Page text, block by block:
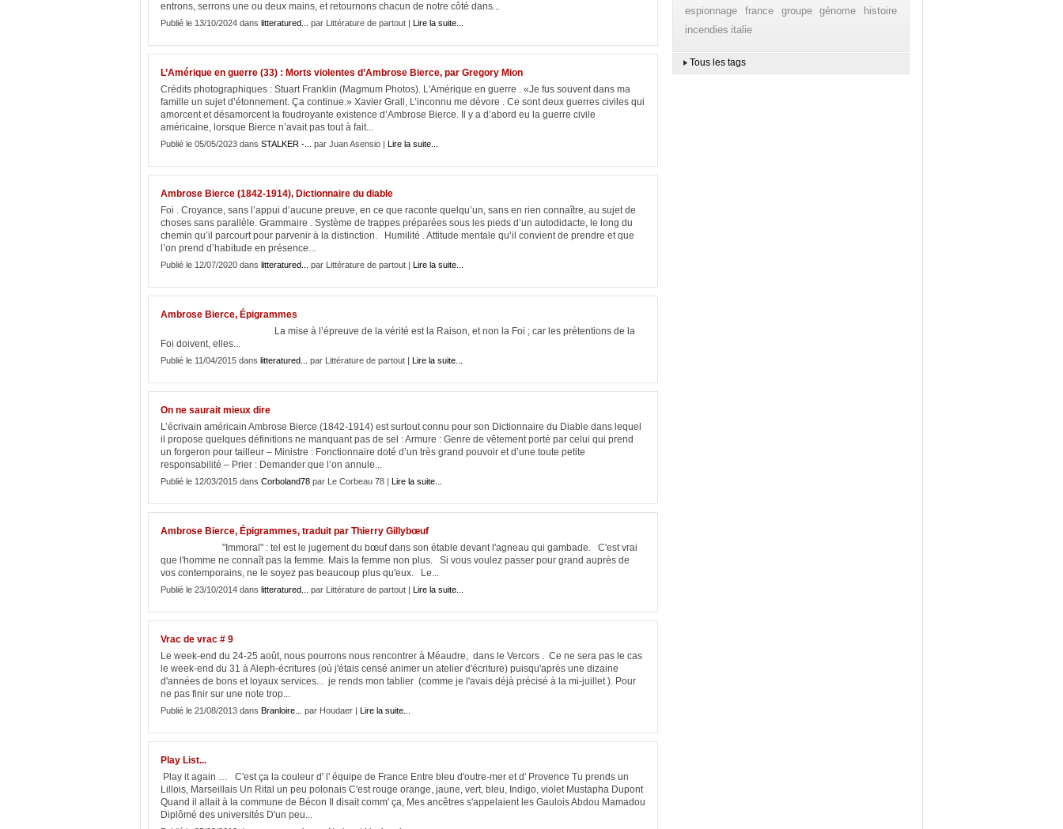
entrons, serrons une ou deux mains, et retournons chacun de notre côté dans...
Publié le 13/10/2024 dans litteratured... par Littérature de partout | Lire la suite...
L’Amérique en guerre (33) : Morts violentes d’Ambrose Bierce, par Gregory Mion
Crédits photographiques : Stuart Franklin (Magmum Photos). L'Amérique en guerre . «Je fus souvent dans ma
famille un sujet d’étonnement. Ça continue.» Xavier Grall, L’inconnu me dévore . Ce sont deux guerres civiles qui
amorcent et désamorcent la foudroyante existence d’Ambrose Bierce. Il y a d’abord eu la guerre civile
américaine, lorsque Bierce n’avait pas tout à fait...
Publié le 05/05/2023 dans STALKER -... par Juan Asensio | Lire la suite...
Ambrose Bierce (1842-1914), Dictionnaire du diable
Foi . Croyance, sans l’appui d’aucune preuve, en ce que raconte quelqu’un, sans en rien connaître, au sujet de
choses sans parallèle. Grammaire . Système de trappes préparées sous les pieds d’un autodidacte, le long du
chemin qu’il parcourt pour parvenir à la distinction. Humilité . Attitude mentale qu’il convient de prendre et que
l’on prend d’habitude en présence...
Publié le 12/07/2020 dans litteratured... par Littérature de partout | Lire la suite...
Ambrose Bierce, Épigrammes
La mise à l’épreuve de la vérité est la Raison, et non la Foi ; car les prétentions de la
Foi doivent, elles...
Publié le 11/04/2015 dans litteratured... par Littérature de partout | Lire la suite...
On ne saurait mieux dire
L’écrivain américain Ambrose Bierce (1842-1914) est surtout connu pour son Dictionnaire du Diable dans lequel
il propose quelques définitions ne manquant pas de sel : Armure : Genre de vêtement porté par celui qui prend
un forgeron pour tailleur – Ministre : Fonctionnaire doté d’un très grand pouvoir et d’une toute petite
responsabilité – Prier : Demander que l’on annule...
Publié le 12/03/2015 dans Corboland78 par Le Corbeau 78 | Lire la suite...
Ambrose Bierce, Épigrammes, traduit par Thierry Gillybœuf
"Immoral" : tel est le jugement du bœuf dans son étable devant l'agneau qui gambade. C'est vrai
que l'homme ne connaît pas la femme. Mais la femme non plus. Si vous voulez passer pour grand auprès de
vos contemporains, ne le soyez pas beaucoup plus qu'eux. Le...
Publié le 23/10/2014 dans litteratured... par Littérature de partout | Lire la suite...
Vrac de vrac # 9
Le week-end du 24-25 août, nous pourrons nous rencontrer à Méaudre, dans le Vercors . Ce ne sera pas le cas
le week-end du 31 à Aleph-écritures (où j'étais censé animer un atelier d'écriture) puisqu'après une dizaine
d'années de bons et loyaux services... je rends mon tablier (comme je l'avais déjà précisé à la mi-juillet ). Pour
ne pas finir sur une note trop...
Publié le 21/08/2013 dans Branloire... par Houdaer | Lire la suite...
Play List...
Play it again … C'est ça la couleur d' l' équipe de France Entre bleu d'outre-mer et d' Provence Tu prends un
Lillois, Marseillais Un Rital un peu polonais C'est rouge orange, jaune, vert, bleu, Indigo, violet Mustapha Dupont
Quand il allait à la commune de Bécon Il disait comm' ça, Mes ancêtres s'appelaient les Gaulois Abdou Mamadou
Diplômé des universités D'un peu...
espionnage
france groupe génome
histoire
incendies italie
Tous les tags